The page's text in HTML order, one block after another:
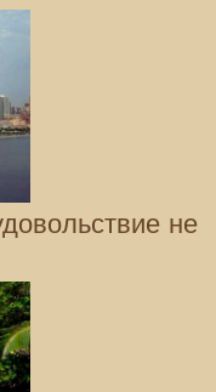
не